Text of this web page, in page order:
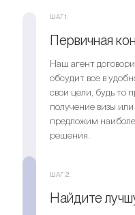
ШАГ 1.
Первичная
Наш агент
обсудит все в
свои цели, будь то
получение визы
предложим
решения.
ШАГ 2.
Найдите